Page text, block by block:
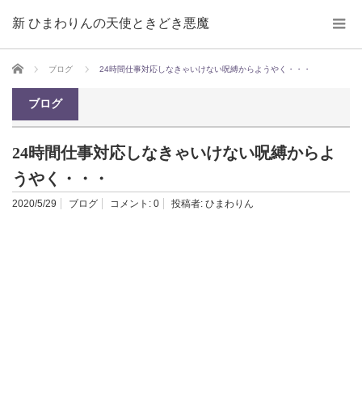
新 ひまわりんの天使ときどき悪魔
ホーム ブログ 24時間仕事対応しなきゃいけない呪縛からようやく・・・
ブログ
24時間仕事対応しなきゃいけない呪縛からよ
うやく・・・
2020/5/29 ブログ コメント: 0 投稿者: ひまわりん